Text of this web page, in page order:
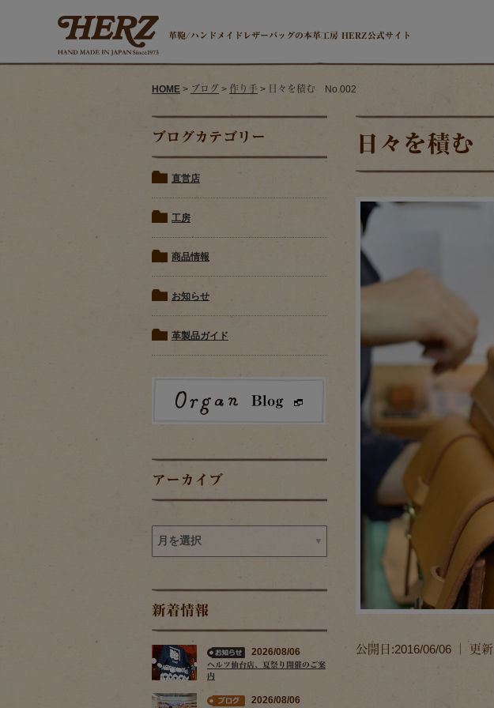
革鞄/ハンドメイドレザーバッグの本革工房 HERZ公式サイト
HOME > ブログ > 作り手 > 日々を積む No.002
ブログカテゴリー
直営店
工房
商品情報
お知らせ
革製品ガイド
アーカイブ
新着情報
2026/08/06
ヘルツ仙台店、夏祭り開催のご案
内
2026/08/06
日々を積む
公開日:2016/06/06 ｜ 更